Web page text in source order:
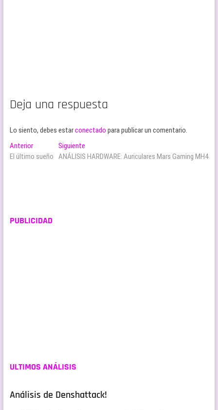
Deja una respuesta
Lo siento, debes estarconectado para publicar un comentario.
Navegación
de
AnteriorEntrada
anterior:
El último sueño
Siguiente
siguiente:
ANÁLISIS HARDWARE: Auriculares Mars Gaming MH4
PUBLICIDAD
ULTIMOS ANÁLISIS
Análisis de Denshattack!